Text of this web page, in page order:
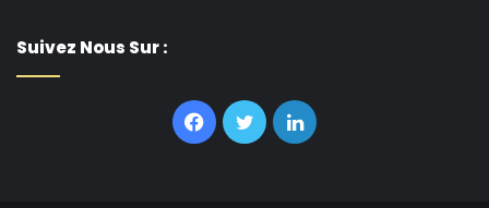
Suivez Nous Sur :
Facebook
TwitterLinkedin